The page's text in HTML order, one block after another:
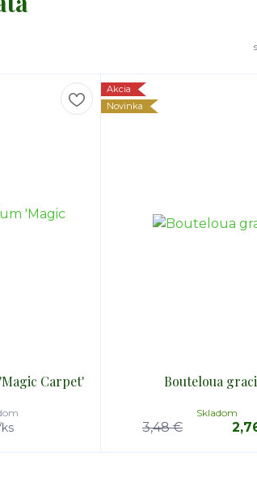
Carpet'
ks
Akcia
Novinka
Bouteloua
3,48 €
Skladom